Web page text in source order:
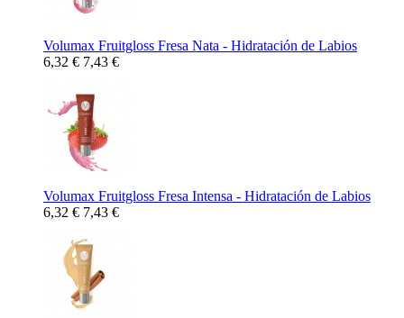
Volumax Fruitgloss Fresa Nata - Hidratación de Labios
6,32 € 7,43 €
Volumax Fruitgloss Fresa Intensa - Hidratación de Labios
6,32 € 7,43 €